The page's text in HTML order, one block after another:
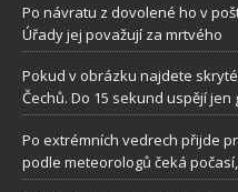
Po návratu z dovolené ho v
Úřady jej považují za mrtvého
Pokud v obrázku najdete
Čechů. Do 15 sekund uspějí jen
Po extrémních vedrech přijde
podle meteorologů čeká